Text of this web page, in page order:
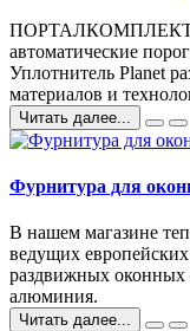
ПОРТАЛКОМПЛЕКТ
автоматические
Уплотнитель Planet
материалов и
Читать далее...
Фурнитура для
В нашем магазине
ведущих
раздвижных оконных
алюминия.
Читать далее...